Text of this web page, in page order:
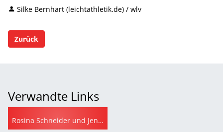
Silke Bernhart (leichtathletik.de) / wlv
Zurück
Verwandte Links
Rosina Schneider und Jennifer Montag erhalten Einzelstartplatz für Rom (leichtathletik.de)